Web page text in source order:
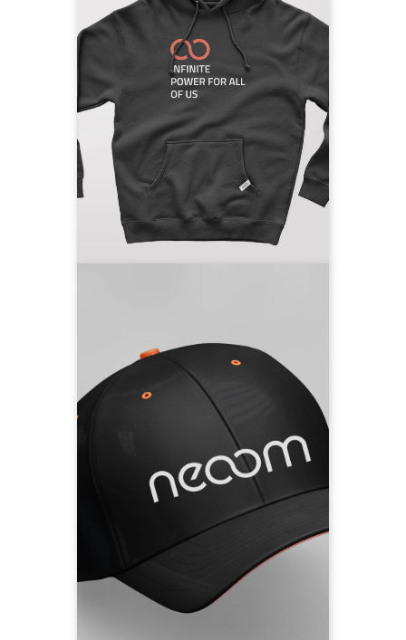
Das Motto, das uns bei neoom
täglich begleitet, denn es gibt
ausreichend Energie für alle!
85% Bio-Baumwolle, 15% recyceltes
Polyester, Label an der Brusttasche,
#followneoom Schriftzug am
Rücken
Hoodie vorbestellen
neoom Snapback-
Cap
Die Sonne scheint - die PV-
Anlagen laufen auf Hochtouren.
Damit dein Kopf aber nicht zu
qualmen beginnt, gibt es das
neoom Cap. Für entspannte
Sommertage!
100% Bio-Baumwolle, Größe
verstellbar, #followneoom
Schriftzug an der Seite